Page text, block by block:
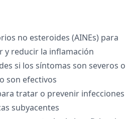
no esteroides (AINEs) para
y reducir la inflamación
si los síntomas son severos o
son efectivos
tratar o prevenir infecciones
subyacentes